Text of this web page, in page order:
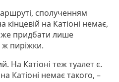
сполученням
кінцевій на Катіоні немає,
придбати лише
ж пиріжки.
На Катіоні теж туалет є.
Катіоні немає такого, –